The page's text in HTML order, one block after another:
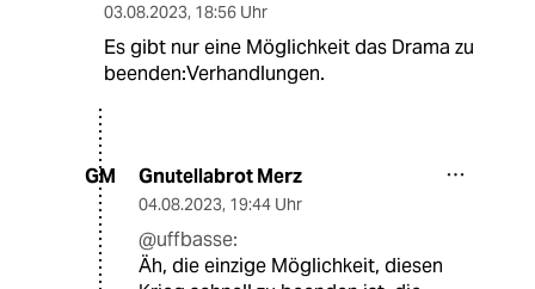
03.08.2023, 18:56 Uhr
Es gibt nur eine Möglichkeit das Drama zu
beenden:Verhandlungen.
GM Gnutellabrot Merz
04.08.2023, 19:44 Uhr
@uffbasse:
Äh, die einzige Möglichkeit, diesen